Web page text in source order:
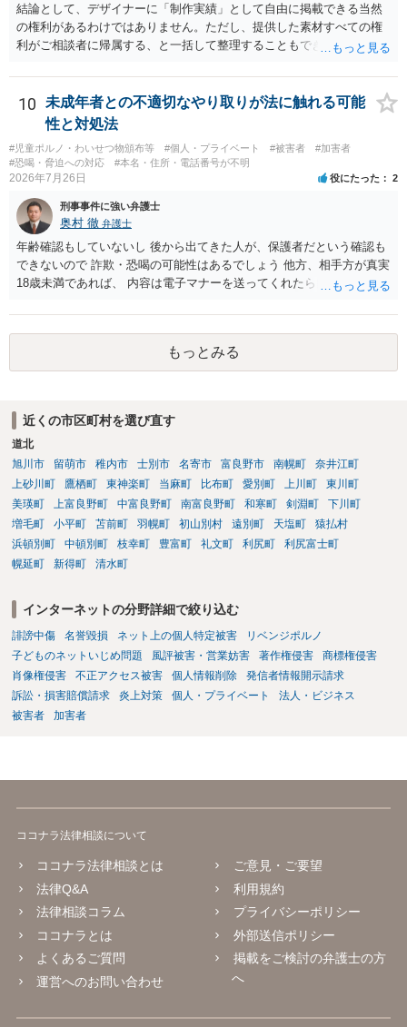
結論として、デザイナーに「制作実績」として自由に掲載できる当然
の権利があるわけではありません。ただし、提供した素材すべての権
利がご相談者に帰属する、と一括して整理することもできません。 ご
身が著作権者です。 他方、ブランド名、文字主体のロゴ、商品情報、
短いキャッチコピー、販売コンセプトなどは、通常、著作物には当た
りません。ただし、ロゴに独自の図形やイラスト等が含まれる場合に
は、その表現部分が著作物となる可能性があります。 また、人物写真
の著作権は撮影者に、肖像に関する権利は被写体本人に帰属します
（著作権法2条・17条）。 ウェブサイト全体に当然に著作権が生じる
等は別として、一般的なレイアウトや配色、依頼者から提供された素
材を希望に沿って配置した部分には、通常、著作物性は認められにく
いと考えられます。仮に具体的な画面構成の一部に創作性が認められ
ても、その権利は当該部分に限られ、ご相談者の写真や文章等を制作
実績として掲載する権限まで当然に生じるものではありません。 もっ
の同意があれば別です。また、単に制作を担当した事実を記載した
り、公開中のサイトへリンクしたりする行為まで当然に禁止できると
は限りません。 人物写真については、通常のSNSへの無断掲載と同
様、掲載目的、態様、必要性、本人の特定可能性等から判断されま
りません。 まず、見積書、メール、チャット、デザイナーの利用規約
を確認したうえで、「提供素材及びこれを含む画面の複製・SNS掲載
を許諾しない」と書面で明確に通知することをお勧めします。すでに
掲載された場合は、URL、掲載日時、画面を保存してから削除を求め
てください。
10
未成年者との不適切なやり取りが法に触れる可能
性と対処法
#児童ポルノ・わいせつ物頒布等 #個人・プライベート #被害者
#加害者
#恐喝・脅迫への対応
#本名・住所・電話番号が不明
2026年7月26日 役にたった 2
刑事事件に強い弁護士
奥村 徹 弁護士
年齢確認もしていないし 後から出てきた人が、保護者だという確認も
できないので 詐欺・恐喝の可能性はあるでしょう 他方、相手方が真実
18歳未満であれば、 内容は電子マナーを送ってくれたら自慰行為など
画の尺は10分ほど、服を着たままで胸を触って欲しい、などの要望を
して、要求された金額(1000円程度)の電子マネーを送信してしまいま
した。 そこから、撮影するまで暇なので顔の雰囲気の写真を交換して
欲しい、住んでいる都道府県と区を教えてと言われたので教えたりと
能です。
もっとみる
近くの市区町村を選び直す
道北
旭川市
留萌市 稚内市 士別市 名寄市 富良野市 南幌町
奈井江町
上砂川町
鷹栖町 東神楽町 当麻町 比布町 愛別町 上川町
東川町
美瑛町
上富良野町 中富良野町 南富良野町 和寒町 剣淵町
下川町
増毛町
小平町 苫前町 羽幌町 初山別村 遠別町 天塩町
猿払村
浜頓別町
中頓別町 枝幸町 豊富町 礼文町 利尻町
利尻富士町
幌延町
新得町 清水町
インターネットの分野詳細で絞り込む
誹謗中傷 名誉毀損 ネット上の個人特定被害
リベンジポルノ
子どものネットいじめ問題
風評被害・営業妨害 著作権侵害
商標権侵害
肖像権侵害
不正アクセス被害 個人情報削除
発信者情報開示請求
訴訟・損害賠償請求
炎上対策 個人・プライベート
法人・ビジネス
被害者
加害者
ココナラ法律相談について
ココナラ法律相談とは
法律Q&A
法律相談コラム
ココナラとは
よくあるご質問
運営へのお問い合わせ
ご意見・ご要望
利用規約
プライバシーポリシー
外部送信ポリシー
掲載をご検討の弁護士の方
へ